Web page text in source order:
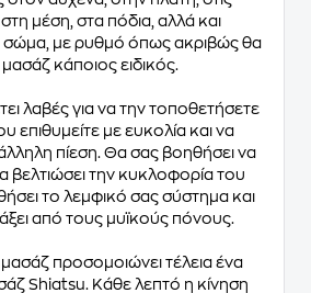
μέση, στα πόδια, αλλά και
με ρυθμό όπως ακριβώς θα
κάποιος ειδικός.
λαβές για να την τοποθετήσετε
επιθυμείτε με ευκολία και να
πίεση. Θα σας βοηθήσει να
βελτιώσει την κυκλοφορία του
το λεμφικό σας σύστημα και
από τους μυϊκούς πόνους.
προσομοιώνει τέλεια ένα
Shiatsu. Κάθε λεπτό η κίνηση